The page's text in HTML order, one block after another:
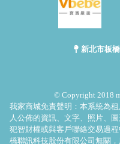
新北市板
© Copyright 2018
我家商城免責聲明：本系統為
人公佈的資訊、文字、照片、
犯智財權或與客戶聯絡交易過
橋聯訊科技股份有限公司無關